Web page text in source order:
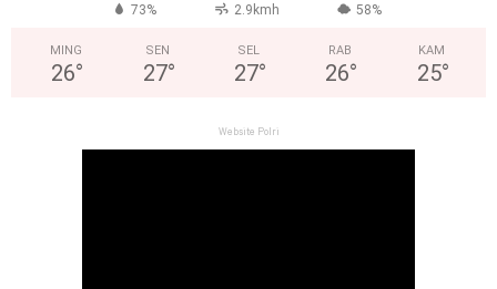
73% 2.9kmh 58%
MING
26°
SEN
27°
SEL
27°
RAB
26°
KAM
25°
Website Polri